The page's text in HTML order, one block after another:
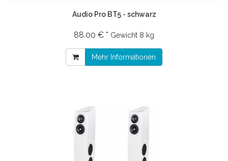
Audio Pro BT5 - schwarz
88.00 € * Gewicht 8 kg
Mehr Informationen